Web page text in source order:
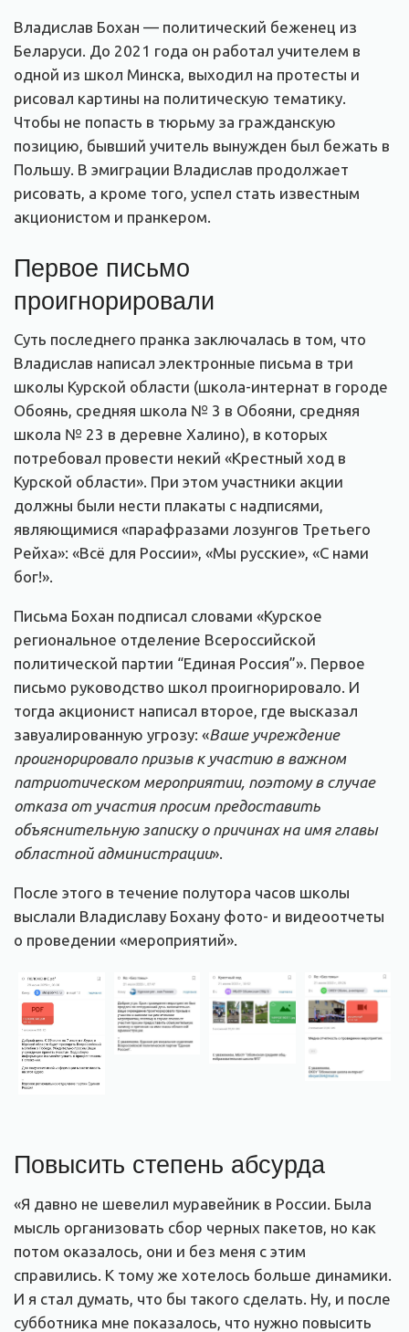
Владислав Бохан — политический беженец из
Беларуси. До 2021 года он работал учителем в
одной из школ Минска, выходил на протесты и
рисовал картины на политическую тематику.
Чтобы не попасть в тюрьму за гражданскую
позицию, бывший учитель вынужден был бежать в
Польшу. В эмиграции Владислав продолжает
рисовать, а кроме того, успел стать известным
акционистом и пранкером.
Первое письмо
проигнорировали
Суть последнего пранка заключалась в том, что
Владислав написал электронные письма в три
школы Курской области (школа-интернат в городе
Обоянь, средняя школа № 3 в Обояни, средняя
школа № 23 в деревне Халино), в которых
потребовал провести некий «Крестный ход в
Курской области». При этом участники акции
должны были нести плакаты с надписями,
являющимися «парафразами лозунгов Третьего
Рейха»: «Всё для России», «Мы русские», «С нами
бог!».
Письма Бохан подписал словами «Курское
региональное отделение Всероссийской
политической партии “Единая Россия”». Первое
письмо руководство школ проигнорировало. И
тогда акционист написал второе, где высказал
завуалированную угрозу: «Ваше учреждение
проигнорировало призыв к участию в важном
патриотическом мероприятии, поэтому в случае
отказа от участия просим предоставить
объяснительную записку о причинах на имя главы
областной администрации».
После этого в течение полутора часов школы
выслали Владиславу Бохану фото- и видеоотчеты
о проведении «мероприятий».
Повысить степень абсурда
«Я давно не шевелил муравейник в России. Была
мысль организовать сбор черных пакетов, но как
потом оказалось, они и без меня с этим
справились. К тому же хотелось больше динамики.
И я стал думать, что бы такого сделать. Ну, и после
субботника мне показалось, что нужно повысить